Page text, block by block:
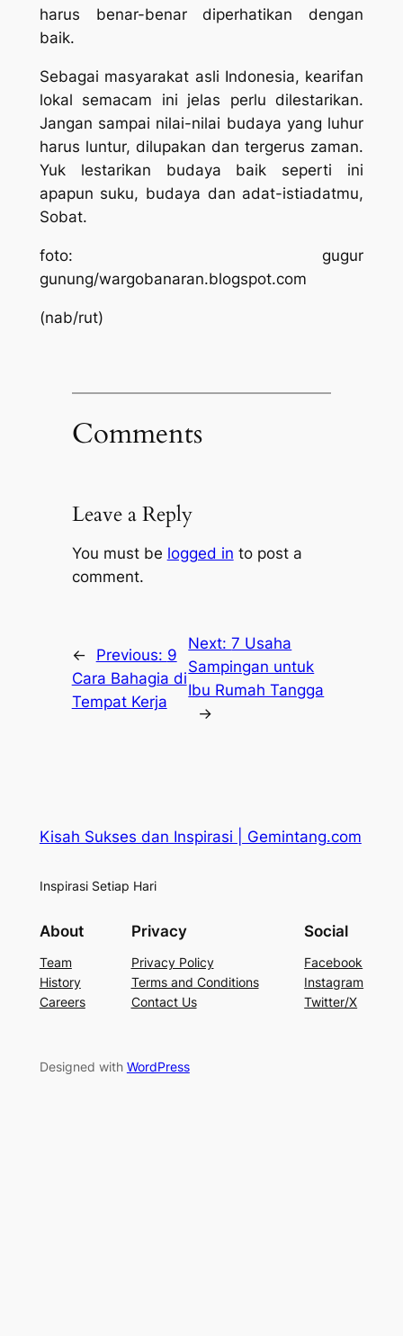
harus benar-benar diperhatikan dengan
baik.
Sebagai masyarakat asli Indonesia, kearifan
lokal semacam ini jelas perlu dilestarikan.
Jangan sampai nilai-nilai budaya yang luhur
harus luntur, dilupakan dan tergerus zaman.
Yuk lestarikan budaya baik seperti ini
apapun suku, budaya dan adat-istiadatmu,
Sobat.
foto: gugur
gunung/wargobanaran.blogspot.com
(nab/rut)
Comments
Leave a Reply
You must be logged in to post a
comment.
← Previous: 9
Cara Bahagia di
Tempat Kerja
Next:7 Usaha
Sampingan untuk
Ibu Rumah Tangga
→
Kisah Sukses dan Inspirasi | Gemintang.com
Inspirasi Setiap Hari
About
Team
History
Careers
Privacy
Privacy Policy
Terms and Conditions
Contact Us
Social
Facebook
Instagram
Twitter/X
Designed with WordPress